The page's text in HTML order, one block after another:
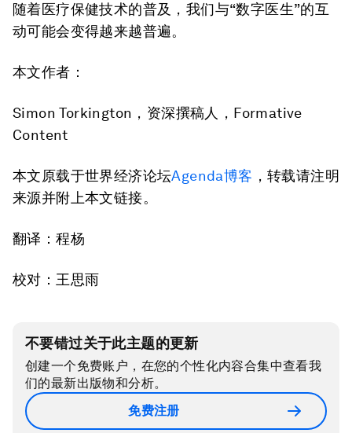
随着医疗保健技术的普及，我们与“数字医生”的互
动可能会变得越来越普遍。
本文作者 ：
Simon Torkington，资深撰稿人，Formative
Content
本文原载于世界经济论坛Agenda博客 ，转载请注明
来源并附上本文链接。
翻译：程杨
校对：王思雨
不要错过关于此主题的更新
创建一个免费账户，在您的个性化内容合集中查看我
们的最新出版物和分析。
免费注册